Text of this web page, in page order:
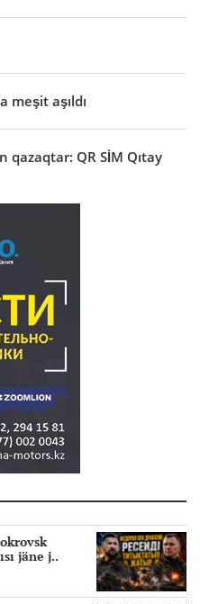
meşit aşıldı
qazaqtar: QR SİM Qıtay
jäne j..